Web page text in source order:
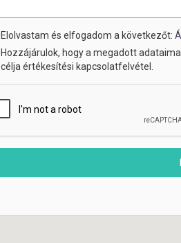
Elolvastam és elfogadom a következőt:
Hozzájárulok, hogy a megadott
célja értékesítési kapcsolatfelvétel.